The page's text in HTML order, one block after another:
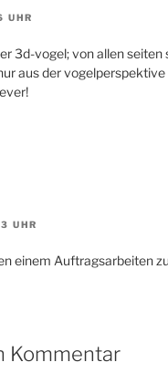
UHR
3d-vogel; von allen
aus der
UHR
einem Auftragsarbeiten
Kommentar